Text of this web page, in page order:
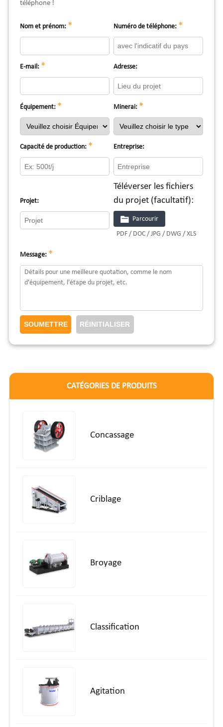
téléphone !
Nom et prénom: * Numéro de téléphone: *
E-mail: * Adresse:
Équipement: * Minerai: *
Capacité de production: * Entreprise:
Projet:
Téléverser les fichiers
du projet (facultatif):
Parcourir
PDF / DOC / JPG / DWG / XLS
Message: *
CATÉGORIES DE PRODUITS
Concassage
Criblage
Broyage
Classification
Agitation